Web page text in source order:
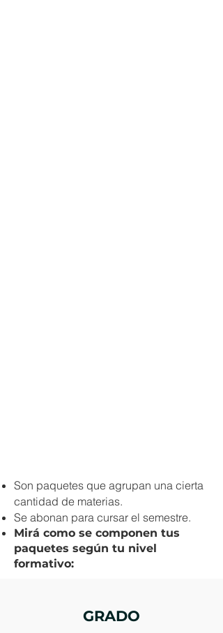
Son paquetes que agrupan una cierta
cantidad de materias.
Se abonan para cursar el semestre.
Mirá como se componen tus
paquetes según tu nivel
formativo:
GRADO